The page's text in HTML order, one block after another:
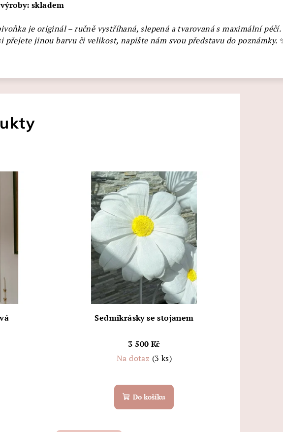
skladem
je originál – ručně vystříhaná, slepená a tvarovaná s maximální péčí.
přejete jinou barvu či velikost, napište nám svou představu do poznámky.
Sedmikrásky se stojanem
3 500 Kč
Na dotaz (3 ks)
Do košíku